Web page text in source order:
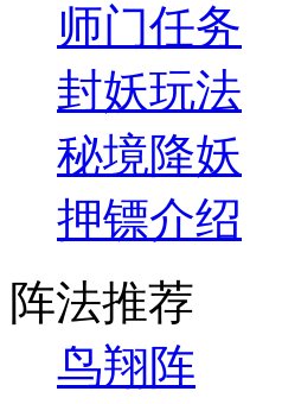
师门任务
封妖玩法
秘境降妖
押镖介绍
阵法推荐
鸟翔阵